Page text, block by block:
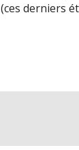
(ces derniers